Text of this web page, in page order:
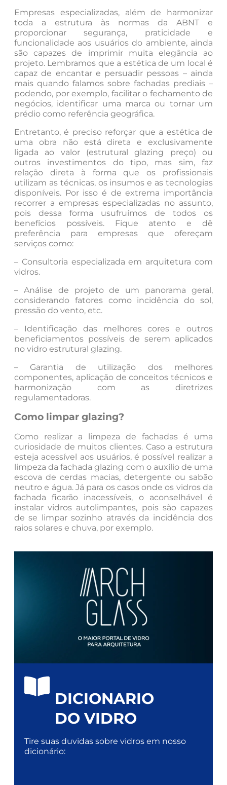
Empresas especializadas, além de harmonizar
toda a estrutura às normas da ABNT e
proporcionar segurança, praticidade e
funcionalidade aos usuários do ambiente, ainda
são capazes de imprimir muita elegância ao
projeto. Lembramos que a estética de um local é
capaz de encantar e persuadir pessoas – ainda
mais quando falamos sobre fachadas prediais –
podendo, por exemplo, facilitar o fechamento de
negócios, identificar uma marca ou tornar um
prédio como referência geográfica.
Entretanto, é preciso reforçar que a estética de
uma obra não está direta e exclusivamente
ligada ao valor (estrutural glazing preço) ou
outros investimentos do tipo, mas sim, faz
relação direta à forma que os profissionais
utilizam as técnicas, os insumos e as tecnologias
disponíveis. Por isso é de extrema importância
recorrer a empresas especializadas no assunto,
pois dessa forma usufruímos de todos os
benefícios possíveis. Fique atento e dê
preferência para empresas que ofereçam
serviços como:
– Consultoria especializada em arquitetura com
vidros.
– Análise de projeto de um panorama geral,
considerando fatores como incidência do sol,
pressão do vento, etc.
– Identificação das melhores cores e outros
beneficiamentos possíveis de serem aplicados
no vidro estrutural glazing.
– Garantia de utilização dos melhores
componentes, aplicação de conceitos técnicos e
harmonização com as diretrizes
regulamentadoras.
Como limpar glazing?
Como realizar a limpeza de fachadas é uma
curiosidade de muitos clientes. Caso a estrutura
esteja acessível aos usuários, é possível realizar a
limpeza da fachada glazing com o auxílio de uma
escova de cerdas macias, detergente ou sabão
neutro e água. Já para os casos onde os vidros da
fachada ficarão inacessíveis, o aconselhável é
instalar vidros autolimpantes, pois são capazes
de se limpar sozinho através da incidência dos
raios solares e chuva, por exemplo.
DICIONARIO
DO VIDRO
Tire suas duvidas sobre vidros em nosso
dicionário: